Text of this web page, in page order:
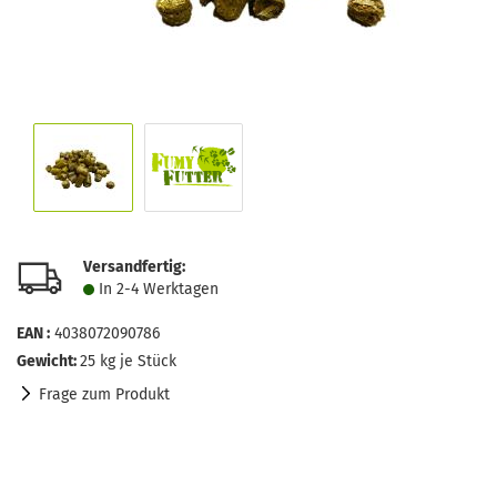
Versandfertig:
In 2-4 Werktagen
EAN : 4038072090786
Gewicht:25 kg je Stück
Frage zum Produkt